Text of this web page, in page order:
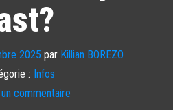
2025 par Killian BOREZO
: Infos
commentaire